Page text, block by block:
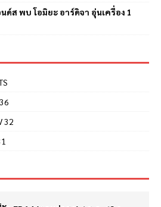
ด์ส พบ โอมิยะ อาร์ดิจา อุ่นเครื่อง 1
32